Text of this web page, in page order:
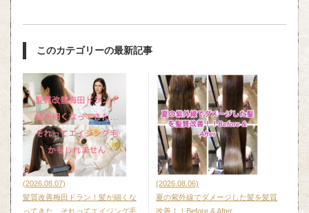
このカテゴリーの最新記事
(2026.08.07)
髪質改善梅田ドラン！髪が細くな
ってきた…それってエイジング毛
(2026.08.06)
夏の紫外線でダメージした髪を髪質
改善！！Before & After